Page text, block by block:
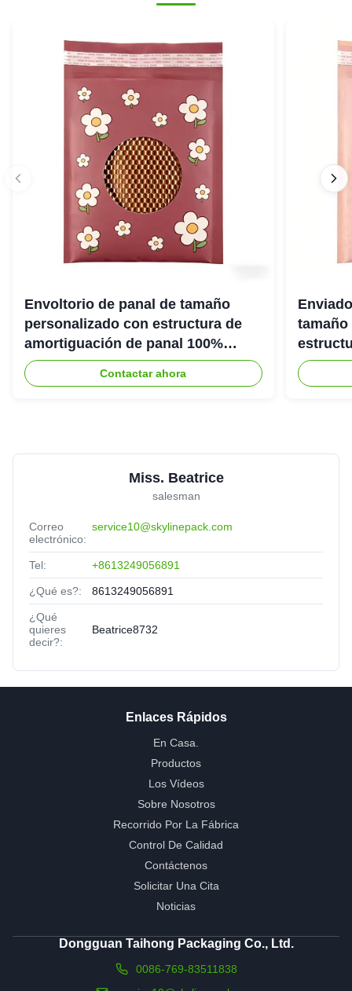
Envoltorio de panal de tamaño
personalizado con estructura de
amortiguación de panal 100%
reciclable para embalaje protector
ecológico
Contactar ahora
panal
Miss. Beatrice
salesman
Correo
electrónico:
service10@skylinepack.com
Tel: +8613249056891
¿Qué es?: 8613249056891
¿Qué
quieres
decir?:
Beatrice8732
Enlaces Rápidos
En Casa.
Productos
Los Vídeos
Sobre Nosotros
Recorrido Por La Fábrica
Control De Calidad
Contáctenos
Solicitar Una Cita
Noticias
Dongguan Taihong Packaging Co., Ltd.
0086-769-83511838